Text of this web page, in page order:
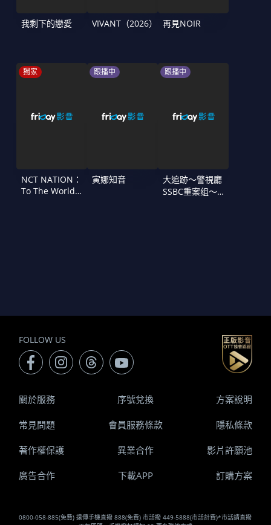
我剩下的戀愛 VIVANT（2026） 再見NOIR
獨家
NCT NATION：
To The World
跟播中
寅娜知音
跟播中
大追跡〜警視廳
SSBC重案组〜
FOLLOW US
0800-058-885(免費) 遠傳手機直撥 888(免費) 市話撥 449-5888(市話計費)*市話請直撥
關於服務 序號兌換 方案說明
常見問題 會員服務條款 隱私條款
著作權保護 異業合作 影片許願池
廣告合作 下載APP 訂購方案